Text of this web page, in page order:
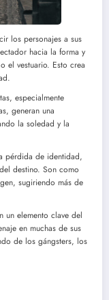
los personajes a sus
hacia la forma y
el vestuario. Esto crea
especialmente
generan una
la soledad y la
pérdida de identidad,
destino. Son como
sugiriendo más de
un elemento clave del
en muchas de sus
de los gángsters, los